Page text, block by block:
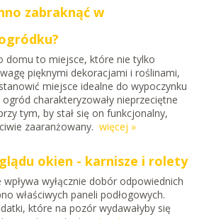
zabraknąć w
domu to miejsce, które nie tylko
pięknymi dekoracjami i roślinami,
miejsce idealne do wypoczynku
charakteryzowały nieprzeciętne
tym, by stał się on funkcjonalny,
zaaranżowany. więcej »
okien - karnisze i rolety
wyłącznie dobór odpowiednich
właściwych paneli podłogowych.
które na pozór wydawałyby się